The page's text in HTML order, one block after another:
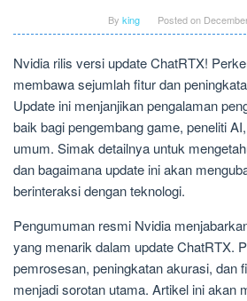
By king Posted on
Nvidia rilis versi update ChatRTX!
membawa sejumlah fitur dan
Update ini menjanjikan pengalaman
baik bagi pengembang game, peneliti
umum. Simak detailnya untuk
dan bagaimana update ini akan
berinteraksi dengan teknologi.
Pengumuman resmi Nvidia
yang menarik dalam update ChatRTX.
pemrosesan, peningkatan akurasi, dan
menjadi sorotan utama. Artikel ini akan